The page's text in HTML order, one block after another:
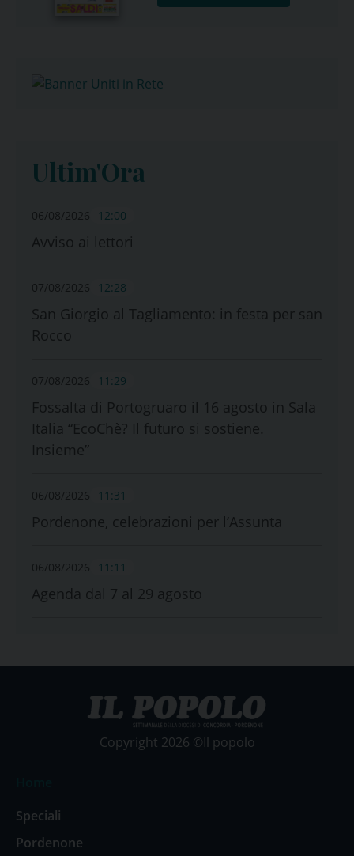
Ultim'Ora
06/08/2026 12:00
Avviso ai lettori
07/08/2026 12:28
San Giorgio al Tagliamento: in festa per san
Rocco
07/08/2026 11:29
Fossalta di Portogruaro il 16 agosto in Sala
Italia “EcoChè? Il futuro si sostiene.
Insieme”
06/08/2026 11:31
Pordenone, celebrazioni per l’Assunta
06/08/2026 11:11
Agenda dal 7 al 29 agosto
Copyright 2026 ©Il popolo
Speciali
Pordenone